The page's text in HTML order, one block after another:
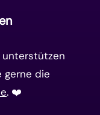
gerne die
. ❤️️